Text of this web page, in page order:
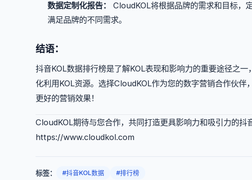
数据定制化报告：
CloudKOL将根据品牌的需求和目标，
满足品牌的不同需求。
结语：
抖音KOL数据排行榜是了解KOL表现和影响力的重要途径之
化利用KOL资源。选择CloudKOL作为您的数字营销合作伙
更好的营销效果！
CloudKOL期待与您合作，共同打造更具影响力和吸引力的抖
https://www.cloudkol.com
标签： #抖音KOL数据 #排行榜